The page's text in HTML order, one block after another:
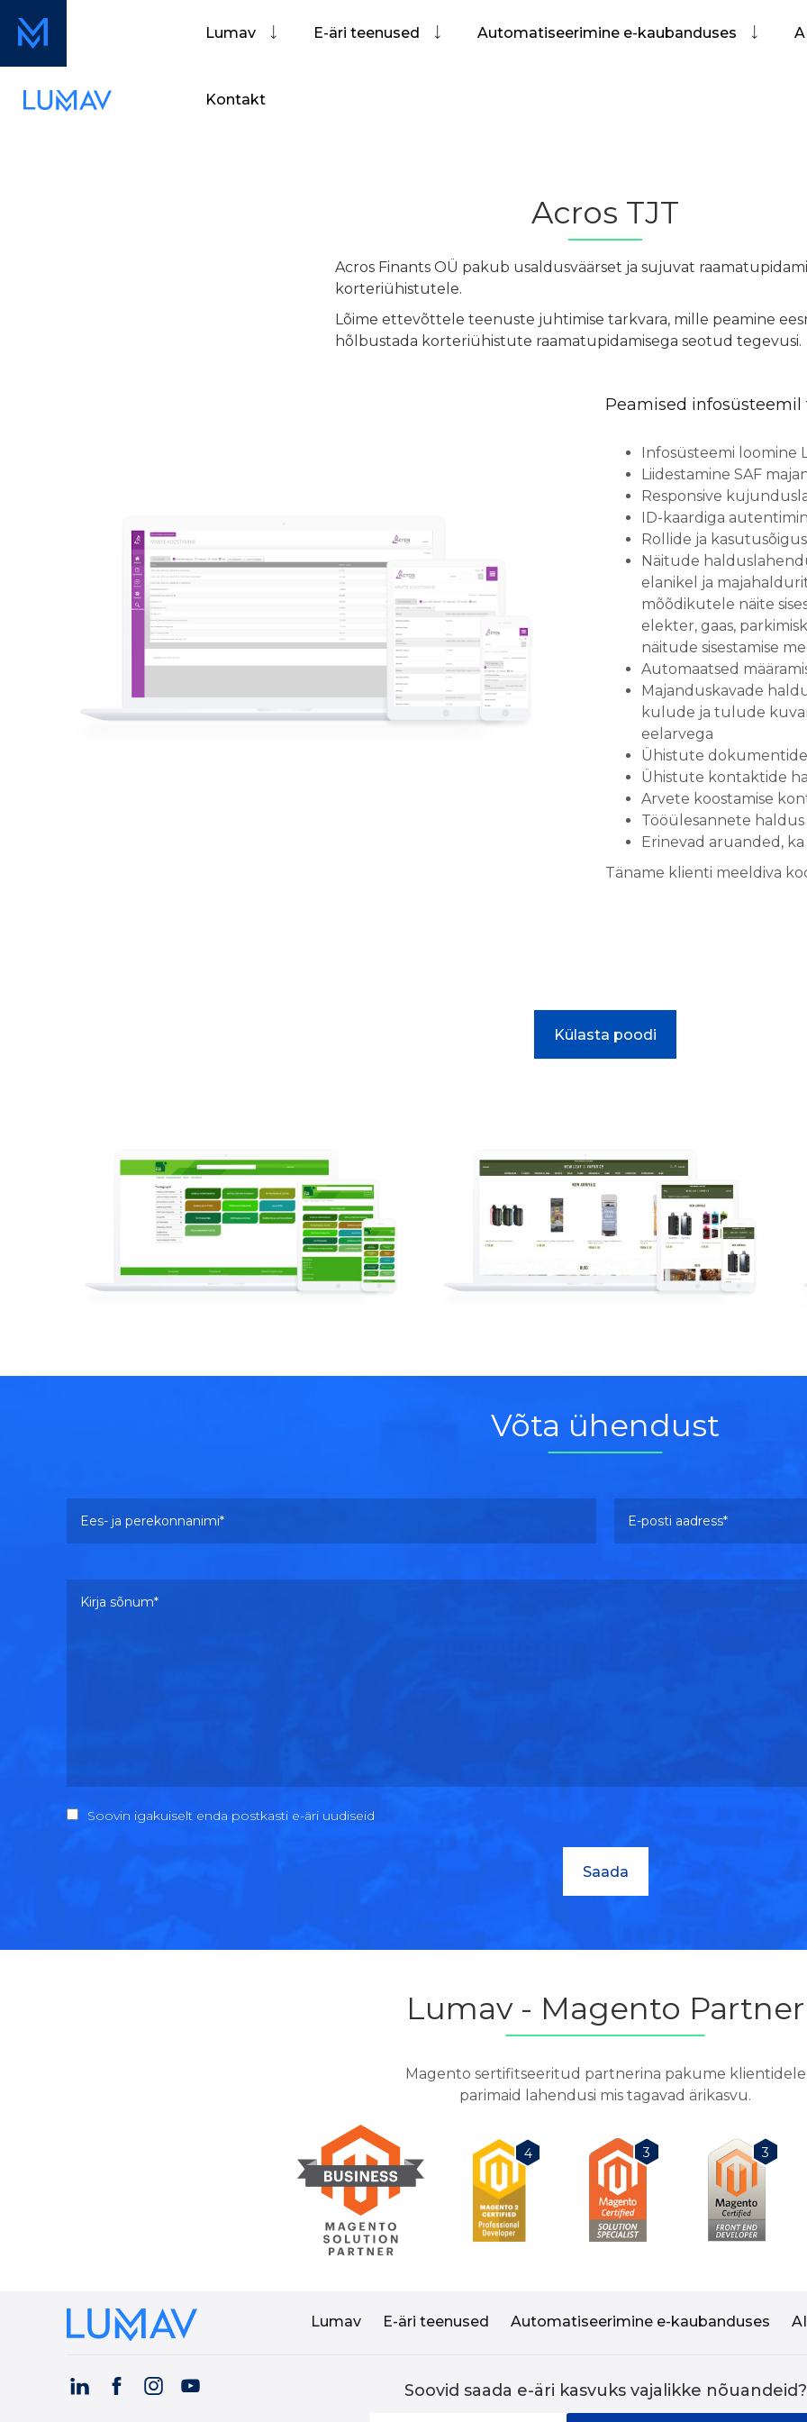
Lumav E-äri teenused Automatiseerimine e-kaubanduses
Kontakt
Acros TJT
Acros Finants OÜ pakub usaldusväärset ja sujuvat
korteriühistutele.
Lõime ettevõttele teenuste juhtimise tarkvara, mille peamine
hõlbustada korteriühistute raamatupidamisega seotud tegevusi.
Peamised infosüsteemil
Infosüsteemi loomine
Liidestamine SAF
Responsive
ID-kaardiga
Rollide ja
Näitude
elanikel ja
mõõdikutele näite
elekter, gaas,
näitude sisestamise
Automaatsed
Majanduskavade
kulude ja tulude
eelarvega
Ühistute
Ühistute kontaktide
Arvete koostamise
Tööülesannete haldus
Erinevad aruanded,
Täname klienti meeldiva
Külasta poodi
Võta ühendust
Please leave this field empty.
Soovin igakuiselt enda postkasti e-äri uudiseid
Lumav - Magento Partner
Magento sertifitseeritud partnerina pakume klientidele
parimaid lahendusi mis tagavad ärikasvu.
4 3 3
Lumav E-äri teenused Automatiseerimine e-kaubanduses
Soovid saada e-äri kasvuks vajalikke nõuandeid?